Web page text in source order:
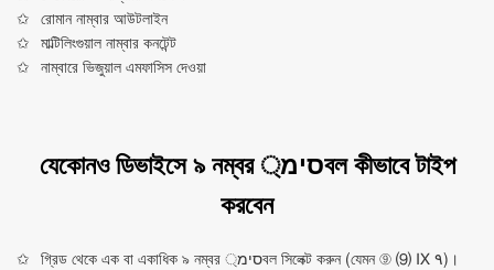
রোমান নাম্বার আউটলাইন
মাল্টিলিংগুয়াল নাম্বার কনটেন্ট
নাম্বারে ভিজুয়াল এমফাসিস দেওয়া
যেকোনও ডিভাইসে ৯ নম্বর סימ্বল কীভাবে টাইপ
করবেন
গ্রিড থেকে এক বা একাধিক ৯ নম্বর סימ্বল সিলেক্ট করুন (যেমন ⑨ ⑼ Ⅸ ٩)।